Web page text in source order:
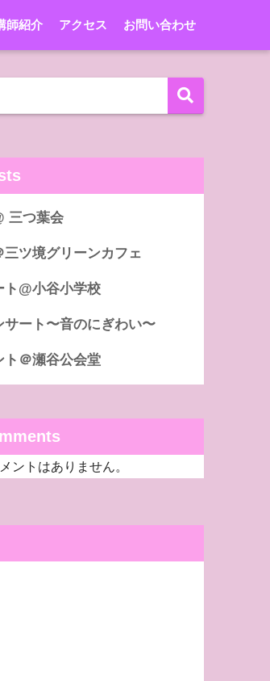
師紹介 アクセス お問い合わせ
三つ葉会
三ツ境グリーンカフェ
ト@小谷小学校
サート〜音のにぎわい〜
ト＠瀬谷公会堂
ントはありません。